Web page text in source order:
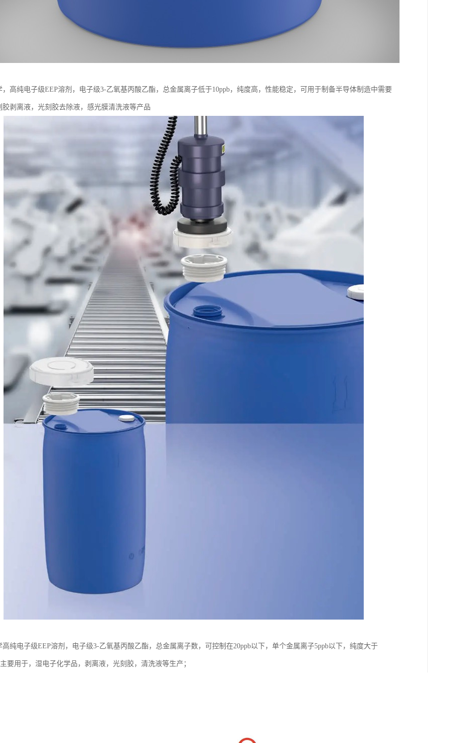
，高纯电子级EEP溶剂，电子级3-乙氧基丙酸乙酯，总金属离子低于10ppb，纯度高，性能稳定，可用于制备半导体制造中需要
胶剥离液，光刻胶去除液，感光膜清洗液等产品
高纯电子级EEP溶剂，电子级3-乙氧基丙酸乙酯，总金属离子数，可控制在20ppb以下，单个金属离子5ppb以下，纯度大于
要用于，湿电子化学品，剥离液，光刻胶，清洗液等生产；